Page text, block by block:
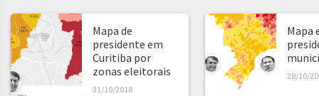
Mapa de
presidente em
Curitiba por
zonas eleitorais
31/10/2018
Mapa
28/10/